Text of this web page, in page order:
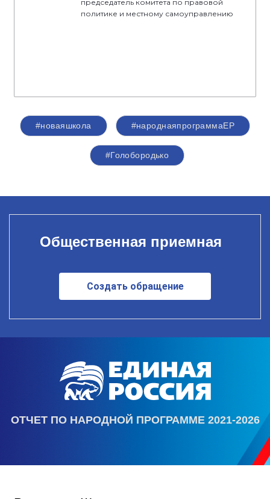
председатель комитета по правовой
политике и местному самоуправлению
#новаяшкола #народнаяпрограммаЕР
#Голобородько
Общественная приемная
Создать обращение
ОТЧЕТ ПО НАРОДНОЙ ПРОГРАММЕ 2021-2026